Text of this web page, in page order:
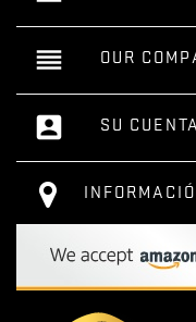
reorder OUR
account_box SU CUENTA